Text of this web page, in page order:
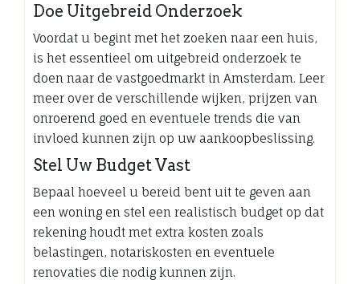
Doe Uitgebreid Onderzoek
Voordat u begint met het zoeken naar een huis,
is het essentieel om uitgebreid onderzoek te
doen naar de vastgoedmarkt in Amsterdam. Leer
meer over de verschillende wijken, prijzen van
onroerend goed en eventuele trends die van
invloed kunnen zijn op uw aankoopbeslissing.
Stel Uw Budget Vast
Bepaal hoeveel u bereid bent uit te geven aan
een woning en stel een realistisch budget op dat
rekening houdt met extra kosten zoals
belastingen, notariskosten en eventuele
renovaties die nodig kunnen zijn.